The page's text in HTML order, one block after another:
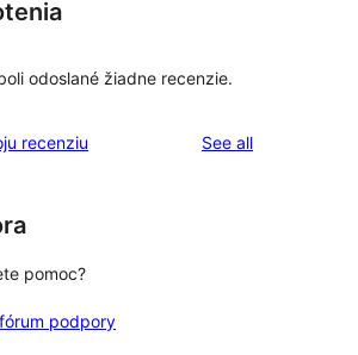
odoslané žiadne recenzie.
recenziu See allreviews
pomoc?
podpory